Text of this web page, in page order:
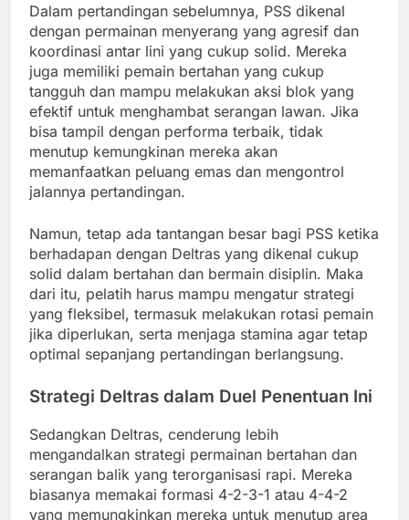
Dalam pertandingan sebelumnya, PSS dikenal
dengan permainan menyerang yang agresif dan
koordinasi antar lini yang cukup solid. Mereka
juga memiliki pemain bertahan yang cukup
tangguh dan mampu melakukan aksi blok yang
efektif untuk menghambat serangan lawan. Jika
bisa tampil dengan performa terbaik, tidak
menutup kemungkinan mereka akan
memanfaatkan peluang emas dan mengontrol
jalannya pertandingan.
Namun, tetap ada tantangan besar bagi PSS ketika
berhadapan dengan Deltras yang dikenal cukup
solid dalam bertahan dan bermain disiplin. Maka
dari itu, pelatih harus mampu mengatur strategi
yang fleksibel, termasuk melakukan rotasi pemain
jika diperlukan, serta menjaga stamina agar tetap
optimal sepanjang pertandingan berlangsung.
Strategi Deltras dalam Duel Penentuan Ini
Sedangkan Deltras, cenderung lebih
mengandalkan strategi permainan bertahan dan
serangan balik yang terorganisasi rapi. Mereka
biasanya memakai formasi 4-2-3-1 atau 4-4-2
yang memungkinkan mereka untuk menutup area